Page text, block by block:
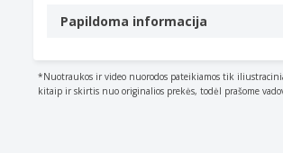
330 puslapiai
Tipas
Characteristics of the device.
Originalus
Rašalo kasetės tipas
Papildoma informacija
*Nuotraukos ir video nuorodos pateikiamos tik
kitaip ir skirtis nuo originalios prekės, todėl prašome